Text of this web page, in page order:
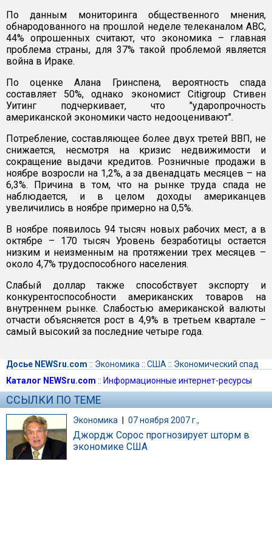
По данным мониторинга общественного мнения,
обнародованного на прошлой неделе телеканалом ABC,
44% опрошенных считают, что экономика – главная
проблема страны, для 37% такой проблемой является
война в Ираке.
По оценке Алана Гринспена, вероятность спада
составляет 50%, однако экономист Citigroup Стивен
Уитинг подчеркивает, что "ударопрочность
американской экономики часто недооценивают".
Потребление, составляющее более двух третей ВВП, не
снижается, несмотря на кризис недвижимости и
сокращение выдачи кредитов. Розничные продажи в
ноябре возросли на 1,2%, а за двенадцать месяцев – на
6,3%. Причина в том, что на рынке труда спада не
наблюдается, и в целом доходы американцев
увеличились в ноябре примерно на 0,5%.
В ноябре появилось 94 тысяч новых рабочих мест, а в
октябре – 170 тысяч Уровень безработицы остается
низким и неизменным на протяжении трех месяцев –
около 4,7% трудоспособного населения.
Слабый доллар также способствует экспорту и
конкурентоспособности американских товаров на
внутреннем рынке. Слабостью американской валюты
отчасти объясняется рост в 4,9% в третьем квартале –
самый высокий за последние четыре года.
Досье NEWSru.com :: Экономика :: США :: Экономический спад
Каталог NEWSru.com :: Информационные интернет-ресурсы
ССЫЛКИ ПО ТЕМЕ
Экономика | 07 ноября 2007 г.,
Джордж Сорос прогнозирует шторм в
экономике США